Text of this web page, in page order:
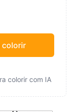
colorir
colorir com IA